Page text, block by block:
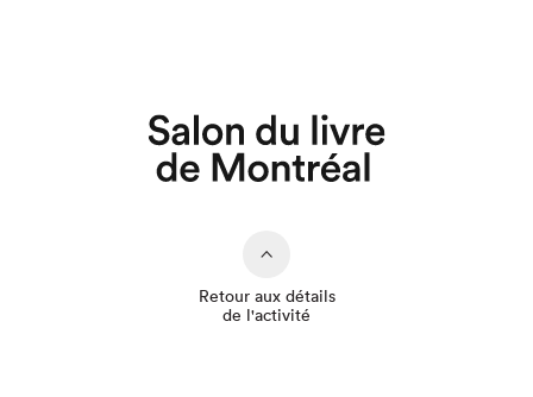
Retour aux détails
de l'activité